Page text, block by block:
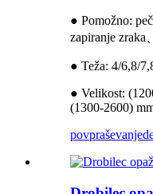
● Pomožno:
zapiranje zraka
● Teža: 4/6,8/
● Velikost:
(1300-2600)
povpraševanje